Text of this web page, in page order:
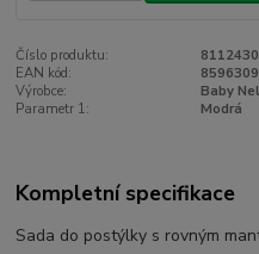
Číslo produktu:
EAN kód:
Výrobce:
Baby
Parametr 1:
Modrá
Kompletní specifikace
Sada do postýlky s rovným